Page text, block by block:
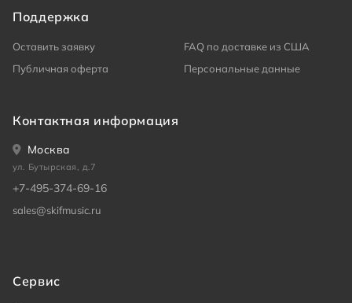
Поддержка
Оставить заявку
FAQ по доставке из США
Публичная оферта
Персональные данные
Контактная информация
Москва
ул. Бутырская, д.7
+7-495-374-69-16
sales@skifmusic.ru
Сервис